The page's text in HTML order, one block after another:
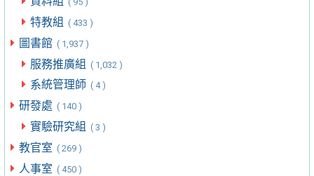
特教組 ( 433 )
圖書館 ( 1,937 )
服務推廣組 ( 1,032 )
系統管理師 ( 4 )
研發處 ( 140 )
實驗研究組 ( 3 )
教官室 ( 269 )
人事室 ( 450 )